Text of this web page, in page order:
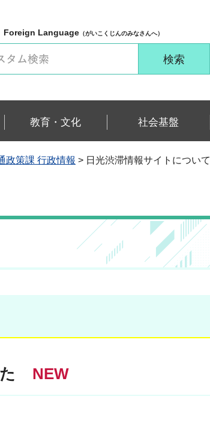
Foreign Language （がいこくじんのみなさんへ）
教育・文化 社会基盤
政策課 行政情報 > 日光渋滞情報サイトについて
た NEW